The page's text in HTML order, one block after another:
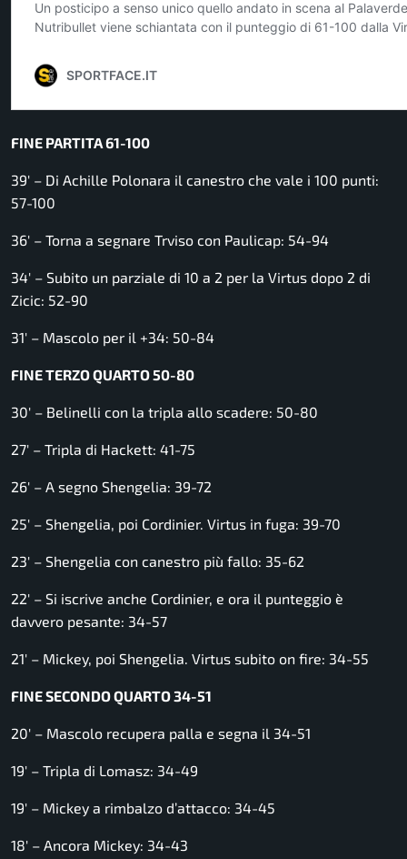
FINE PARTITA 61-100
39′ – Di Achille Polonara il canestro che vale i 100 punti:
57-100
36′ – Torna a segnare Trviso con Paulicap: 54-94
34′ – Subito un parziale di 10 a 2 per la Virtus dopo 2 di
Zicic: 52-90
31′ – Mascolo per il +34: 50-84
FINE TERZO QUARTO 50-80
30′ – Belinelli con la tripla allo scadere: 50-80
27′ – Tripla di Hackett: 41-75
26′ – A segno Shengelia: 39-72
25′ – Shengelia, poi Cordinier. Virtus in fuga: 39-70
23′ – Shengelia con canestro più fallo: 35-62
22′ – Si iscrive anche Cordinier, e ora il punteggio è
davvero pesante: 34-57
21′ – Mickey, poi Shengelia. Virtus subito on fire: 34-55
FINE SECONDO QUARTO 34-51
20′ – Mascolo recupera palla e segna il 34-51
19′ – Tripla di Lomasz: 34-49
19′ – Mickey a rimbalzo d’attacco: 34-45
18′ – Ancora Mickey: 34-43